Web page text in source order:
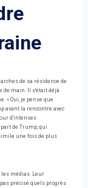
de sa résidence de
de main. Il s'était déjà
« Oui, je pense que
avant la rencontre avec
d'intenses
de Trump, qui
une fois de plus
les médias. Leur
précisé quels progrès